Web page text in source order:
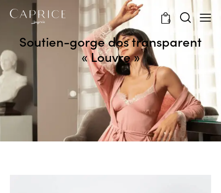
0
Soutien-gorge dos transparent
« Louvre »